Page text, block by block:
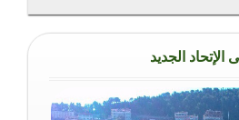
الإتحاد الجديد